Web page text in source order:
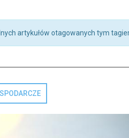
artykułów otagowanych tym